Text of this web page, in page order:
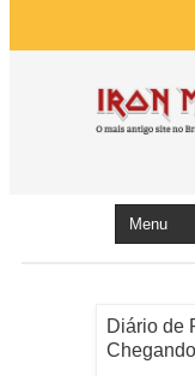
Diário de